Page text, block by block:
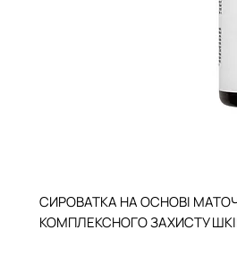
СИРОВАТКА НА ОСНОВІ
КОМПЛЕКСНОГО ЗАХИСТУ